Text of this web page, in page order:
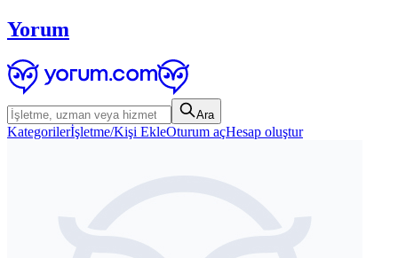
Yorum
Ara
Kategorilerİşletme/Kişi EkleOturum açHesap oluştur